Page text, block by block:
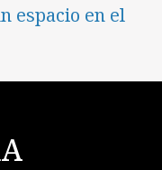
espacio en el